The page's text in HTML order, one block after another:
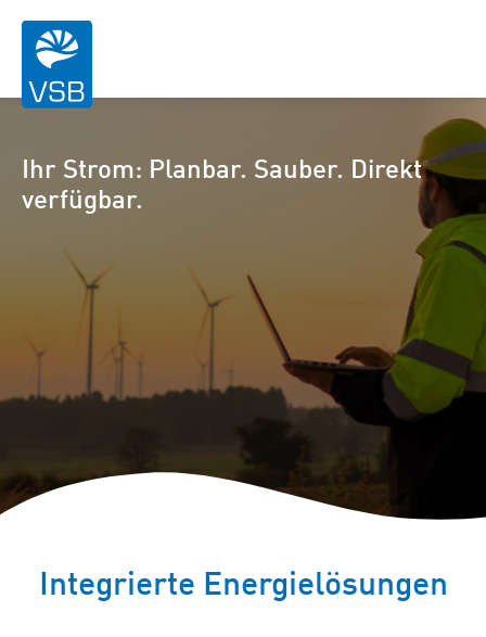
Integrierte Energielösungen
Ihr Strom: Planbar. Sauber. Direkt
verfügbar.